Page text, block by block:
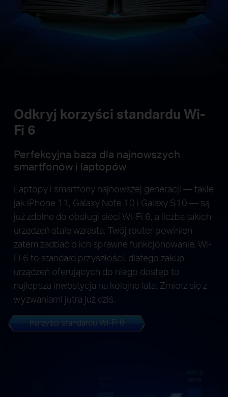
Odkryj korzyści standardu Wi-
Fi 6
Perfekcyjna baza dla najnowszych
smartfonów i laptopów
Laptopy i smartfony najnowszej generacji — takie
jak iPhone 11, Galaxy Note 10 i Galaxy S10 — są
już zdolne do obsługi sieci Wi-Fi 6, a liczba takich
urządzeń stale wzrasta. Twój router powinien
zatem zadbać o ich sprawne funkcjonowanie. Wi-
Fi 6 to standard przyszłości, dlatego zakup
urządzeń oferujących do niego dostęp to
najlepsza inwestycja na kolejne lata. Zmierz się z
wyzwaniami jutra już dziś.
Korzyści standardu Wi-Fi 6